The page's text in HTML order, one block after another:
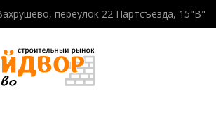
переулок 22 Партсъезда, 15"В"